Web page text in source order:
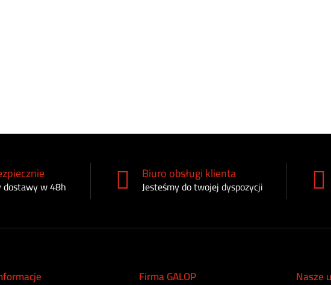
dostawy w 48h
Biuro obsługi klienta
Jesteśmy do twojej dyspozycji
Firma GALOP Nasze